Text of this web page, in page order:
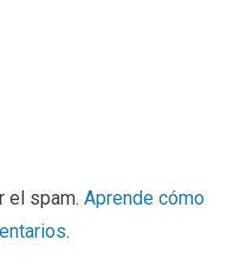
el spam. Aprende cómo
.